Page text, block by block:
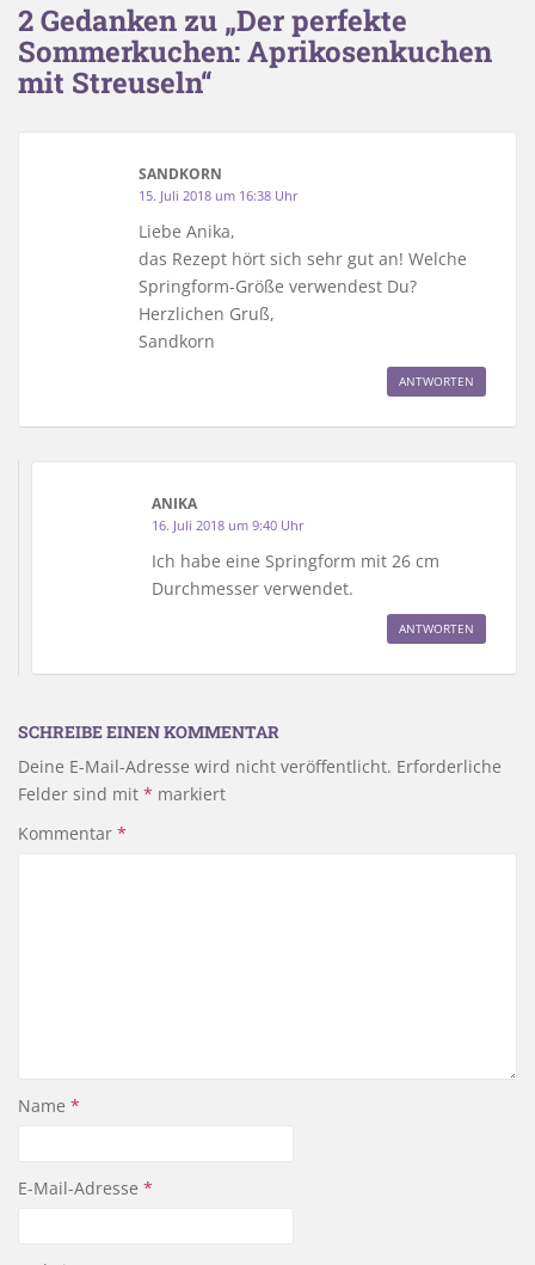
2 Gedanken zu „Der perfekte
Sommerkuchen: Aprikosenkuchen
mit Streuseln“
SANDKORN
15. Juli 2018 um 16:38 Uhr
Liebe Anika,
das Rezept hört sich sehr gut an! Welche
Springform-Größe verwendest Du?
Herzlichen Gruß,
Sandkorn
ANTWORTEN
ANIKA
16. Juli 2018 um 9:40 Uhr
Ich habe eine Springform mit 26 cm
Durchmesser verwendet.
ANTWORTEN
SCHREIBE EINEN KOMMENTAR
Deine E-Mail-Adresse wird nicht veröffentlicht. Erforderliche
Felder sind mit * markiert
Kommentar *
Name *
E-Mail-Adresse *